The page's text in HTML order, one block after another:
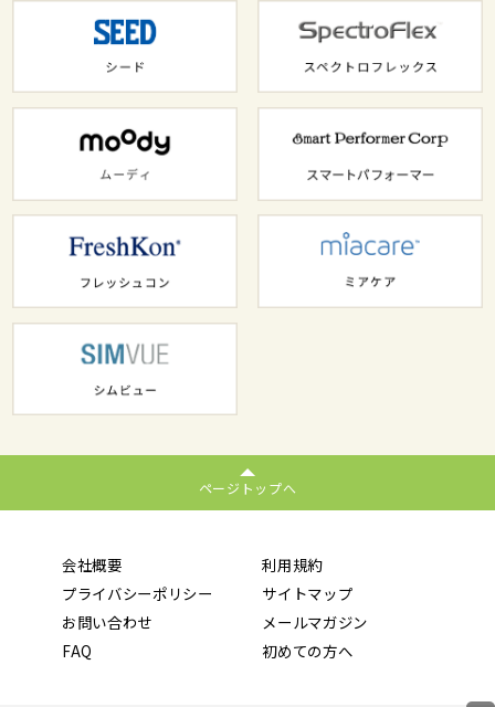
ページトップへ
会社概要
利用規約
プライバシーポリシー
サイトマップ
お問い合わせ
メールマガジン
FAQ
初めての方へ